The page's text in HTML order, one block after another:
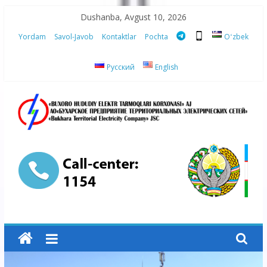
content
Dushanba, Avgust 10, 2026
Yordam Savol-Javob Kontaktlar Pochta Oʻzbek
Русский English
“Buxoro
hududiy
elektr
tarmoqlari